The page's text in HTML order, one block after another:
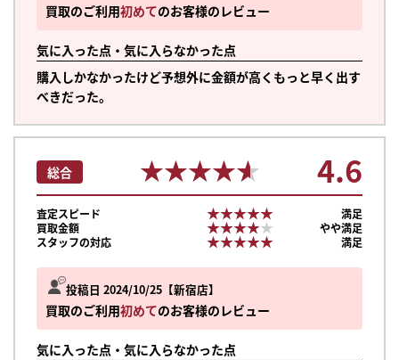
買取のご利用初めてのお客様のレビュー
気に入った点・気に入らなかった点
購入しかなかったけど予想外に金額が高くもっと早く出す
べきだった。
投稿日 2024/10/25 新宿店
買取のご利用初めてのお客様のレビュー
気に入った点・気に入らなかった点
総合 ★★★★★
★★★★★ 4.6
査定スピード ★★★★★
★★★★★
満足
買取金額
★★★★★
★★★★★
やや満足
スタッフの対応
★★★★★
★★★★★ 満足